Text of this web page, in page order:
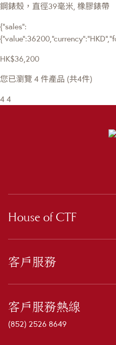
鋼錶殼，直徑39毫米, 橡膠錶帶
{"sales":
HK$36,200
您已瀏覽 4 件產品 (共4件)
4 4
House of CTF
客戶服務
客戶服務熱線
(852) 2526 8649